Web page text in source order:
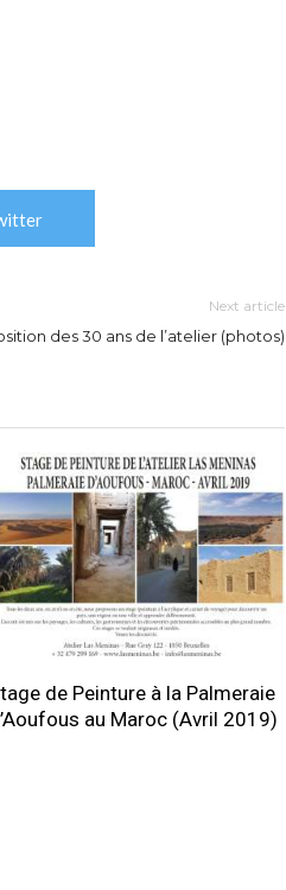
Next article
des 30 ans de l’atelier (photos)
de Peinture à la Palmeraie
au Maroc (Avril 2019)